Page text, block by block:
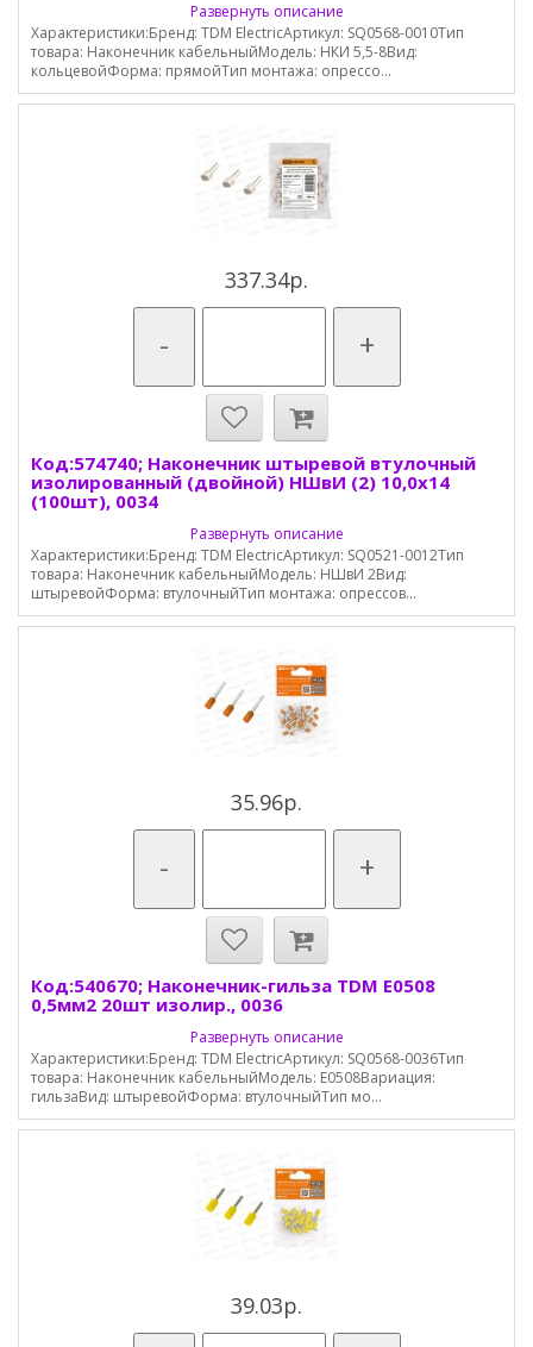
Развернуть описание
Характеристики:Бренд: TDM ElectricАртикул: SQ0568-0010Тип
товара: Наконечник кабельныйМодель: НКИ 5,5-8Вид:
кольцевойФорма: прямойТип монтажа: опрессо...
337.34р.
- +
Код:574740; Наконечник штыревой втулочный
изолированный (двойной) НШвИ (2) 10,0х14
(100шт), 0034
Развернуть описание
Характеристики:Бренд: TDM ElectricАртикул: SQ0521-0012Тип
товара: Наконечник кабельныйМодель: НШвИ 2Вид:
штыревойФорма: втулочныйТип монтажа: опрессов...
35.96р.
- +
Код:540670; Наконечник-гильза TDM E0508
0,5мм2 20шт изолир., 0036
Развернуть описание
Характеристики:Бренд: TDM ElectricАртикул: SQ0568-0036Тип
товара: Наконечник кабельныйМодель: E0508Вариация:
гильзаВид: штыревойФорма: втулочныйТип мо...
39.03р.